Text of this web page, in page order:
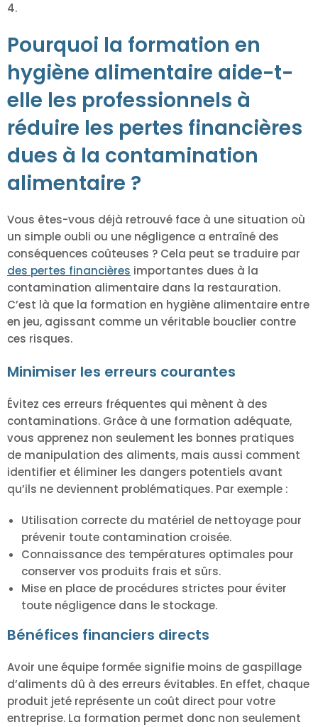
4.
Pourquoi la formation en
hygiène alimentaire aide-t-
elle les professionnels à
réduire les pertes financières
dues à la contamination
alimentaire ?
Vous êtes-vous déjà retrouvé face à une situation où
un simple oubli ou une négligence a entraîné des
conséquences coûteuses ? Cela peut se traduire par
des pertes financières importantes dues à la
contamination alimentaire dans la restauration.
C’est là que la formation en hygiène alimentaire entre
en jeu, agissant comme un véritable bouclier contre
ces risques.
Minimiser les erreurs courantes
Évitez ces erreurs fréquentes qui mènent à des
contaminations. Grâce à une formation adéquate,
vous apprenez non seulement les bonnes pratiques
de manipulation des aliments, mais aussi comment
identifier et éliminer les dangers potentiels avant
qu’ils ne deviennent problématiques. Par exemple :
Utilisation correcte du matériel de nettoyage pour
prévenir toute contamination croisée.
Connaissance des températures optimales pour
conserver vos produits frais et sûrs.
Mise en place de procédures strictes pour éviter
toute négligence dans le stockage.
Bénéfices financiers directs
Avoir une équipe formée signifie moins de gaspillage
d’aliments dû à des erreurs évitables. En effet, chaque
produit jeté représente un coût direct pour votre
entreprise. La formation permet donc non seulement